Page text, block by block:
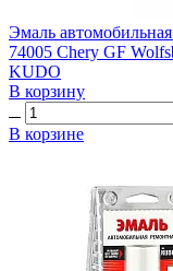
Эмаль
74005 Chery GF
KUDO
В корзину
В корзине